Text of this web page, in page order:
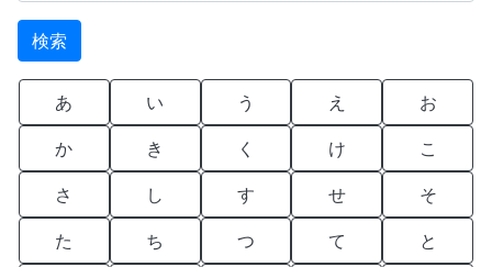
あ い う え お
か き く け こ
さ し す せ そ
た ち つ て と